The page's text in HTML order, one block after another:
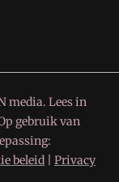
media. Lees in
gebruik van
beleid
Privacy